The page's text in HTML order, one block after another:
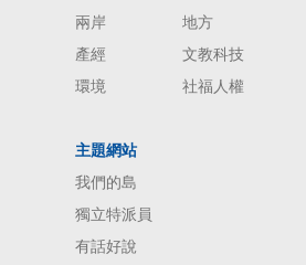
兩岸
地方
產經
文教科技
環境
社福人權
主題網站
我們的島
獨立特派員
有話好說